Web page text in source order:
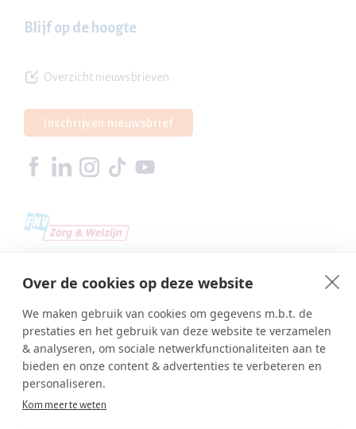
Over de cookies op deze website
We maken gebruik van cookies om gegevens m.b.t. de
prestaties en het gebruik van deze website te verzamelen
& analyseren, om sociale netwerkfunctionaliteiten aan te
bieden en onze content & advertenties te verbeteren en
personaliseren.
Kom meer te weten
Blijf op de hoogte
Overzicht nieuwsbrieven
Inschrijven nieuwsbrief